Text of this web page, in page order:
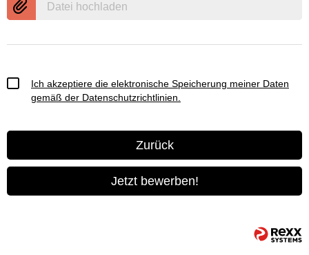
Datei hochladen
Ich akzeptiere die elektronische Speicherung meiner Daten
gemäß der Datenschutzrichtlinien
Zurück
Jetzt bewerben!